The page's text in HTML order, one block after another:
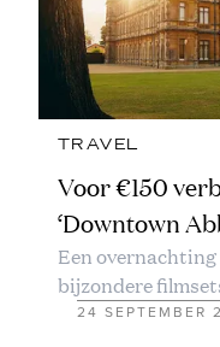
TRAVEL
Voor €150
‘Downtown
Een overnachting
bijzondere
24 SEPTEMBER